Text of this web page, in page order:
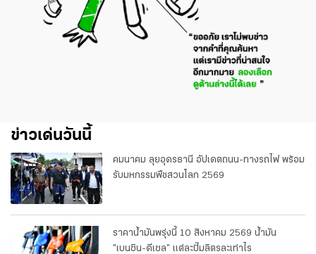
ข่าวเด่นวันนี้
คมนาคม ลุยอุดรธานี อัปเดตถนน-ทางรถไฟ พร้อม
รับมหกรรมพืชสวนโลก 2569
ราคาน้ำมันพรุ่งนี้ 10 สิงหาคม 2569 น้ำมัน
"เบนซิน-ดีเซล" แต่ละปั๊มลิตรละเท่าไร